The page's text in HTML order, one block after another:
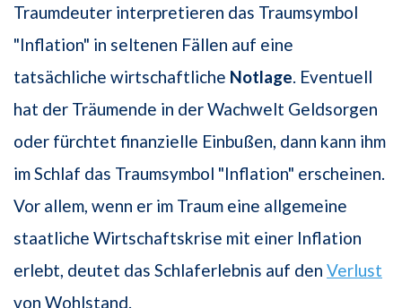
Traumdeuter interpretieren das Traumsymbol
"Inflation" in seltenen Fällen auf eine
tatsächliche wirtschaftliche Notlage. Eventuell
hat der Träumende in der Wachwelt Geldsorgen
oder fürchtet finanzielle Einbußen, dann kann ihm
im Schlaf das Traumsymbol "Inflation" erscheinen.
Vor allem, wenn er im Traum eine allgemeine
staatliche Wirtschaftskrise mit einer Inflation
erlebt, deutet das Schlaferlebnis auf den Verlust
von Wohlstand.